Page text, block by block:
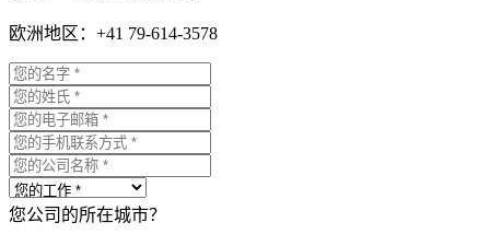
欧洲地区：+41 79-614-3578
您公司的所在城市？